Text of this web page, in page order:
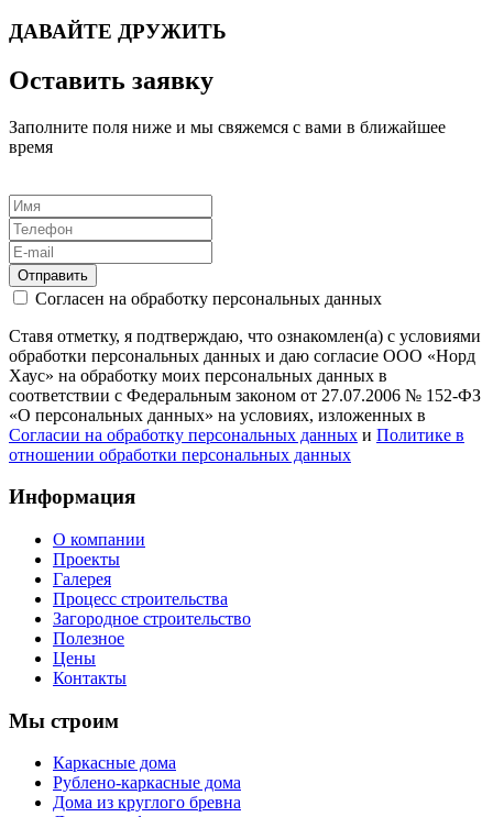
ДАВАЙТЕ ДРУЖИТЬ
Оставить заявку
Заполните поля ниже и мы свяжемся с вами в ближайшее
время
Отправить
Согласен на обработку персональных данных
Ставя отметку, я подтверждаю, что ознакомлен(а) с условиями
обработки персональных данных и даю согласие ООО «Норд
Хаус» на обработку моих персональных данных в
соответствии с Федеральным законом от 27.07.2006 № 152-ФЗ
«О персональных данных» на условиях, изложенных в
Согласии на обработку персональных данных и Политике в
отношении обработки персональных данных
Информация
О компании
Проекты
Галерея
Процесс строительства
Загородное строительство
Полезное
Цены
Контакты
Мы строим
Каркасные дома
Рублено-каркасные дома
Дома из круглого бревна